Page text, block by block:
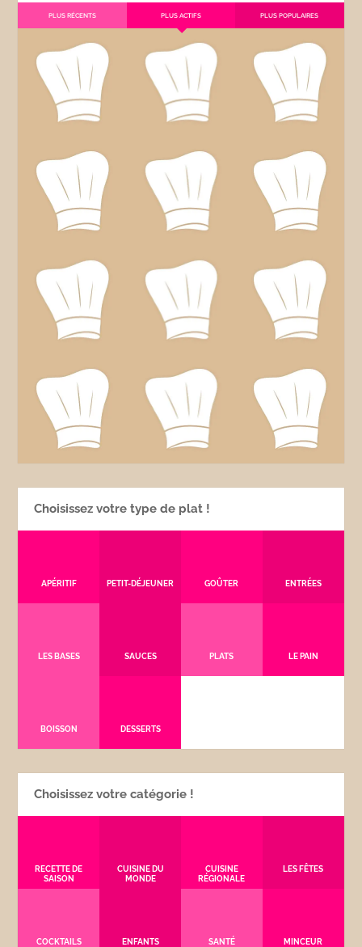
PLUS RÉCENTS PLUS ACTIFS PLUS POPULAIRES
Choisissez votre type de plat !
APÉRITIF PETIT-DÉJEUNER GOÛTER ENTRÉES
LES BASES SAUCES PLATS LE PAIN
BOISSON DESSERTS
Choisissez votre catégorie !
RECETTE DE
SAISON
CUISINE DU
MONDE
CUISINE
RÉGIONALE
LES FÊTES
COCKTAILS ENFANTS SANTÉ MINCEUR